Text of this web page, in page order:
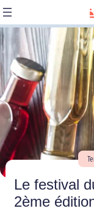
Le festival
2ème